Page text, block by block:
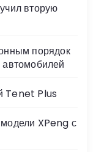
вторую
порядок
автомобилей
Tenet Plus
XPeng с